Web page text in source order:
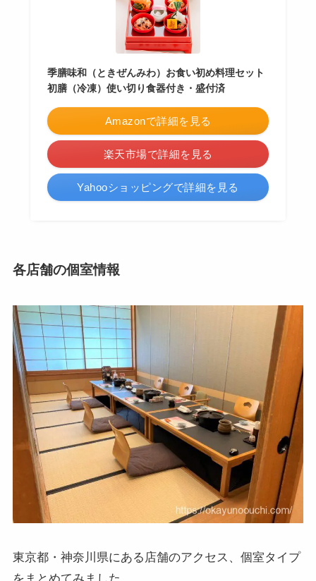
季膳味和（ときぜんみわ）お食い初め料理セット
初膳（冷凍）使い切り食器付き・盛付済
Amazonで詳細を見る
楽天市場で詳細を見る
Yahooショッピングで詳細を見る
各店舗の個室情報
東京都・神奈川県にある店舗のアクセス、個室タイプ